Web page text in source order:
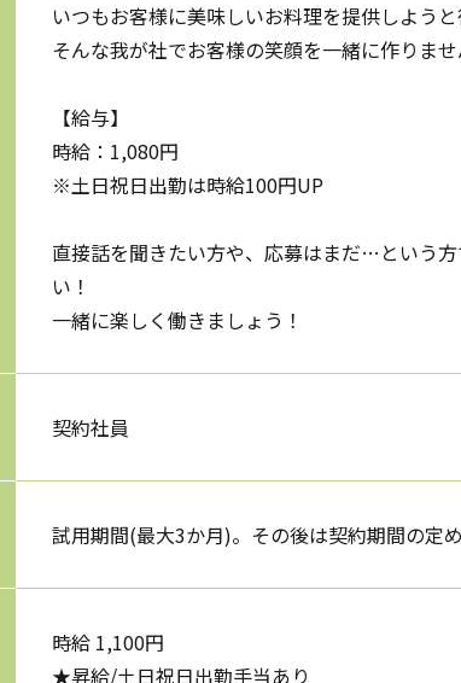
いつもお客様に美味しいお料理を提供しよう
そんな我が社でお客様の笑顔を一緒に作りませ
【給与】
時給：1,080円
※土日祝日出勤は時給100円UP
直接話を聞きたい方や、応募はまだ…という
い！
一緒に楽しく働きましょう！
契約社員
試用期間(最大3か月)。その後は契約期間の定
時給 1,100円
★昇給/土日祝日出勤手当あり